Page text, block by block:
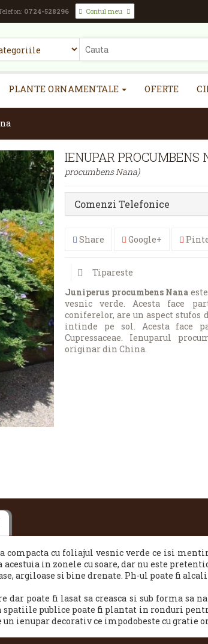
Contul meu
0724-528296
PLANTE ORNAMENTALE OFERTE
IENUPAR PROCUMBENS
procumbens Nana)
Comenzi Telefonice
Share Google+
Tipareste
Juniperus procumbens Nana
vesnic verde. Acesta face
coniferelor, are un aspect stufos
intinde pe sol. Acesta face
Cupressaceae. Ienuparul
originar din China.
compacta cu foliajul vesnic verde ce isi
acestuia in zonele cu soare, dar nu este
argiloase si bine drenate. Ph-ul poate fi
dar poate fi lasat sa creasca si sub forma sa
publice poate fi plantat in ronduri
ienupar decorativ ce impodobeste cu gratie